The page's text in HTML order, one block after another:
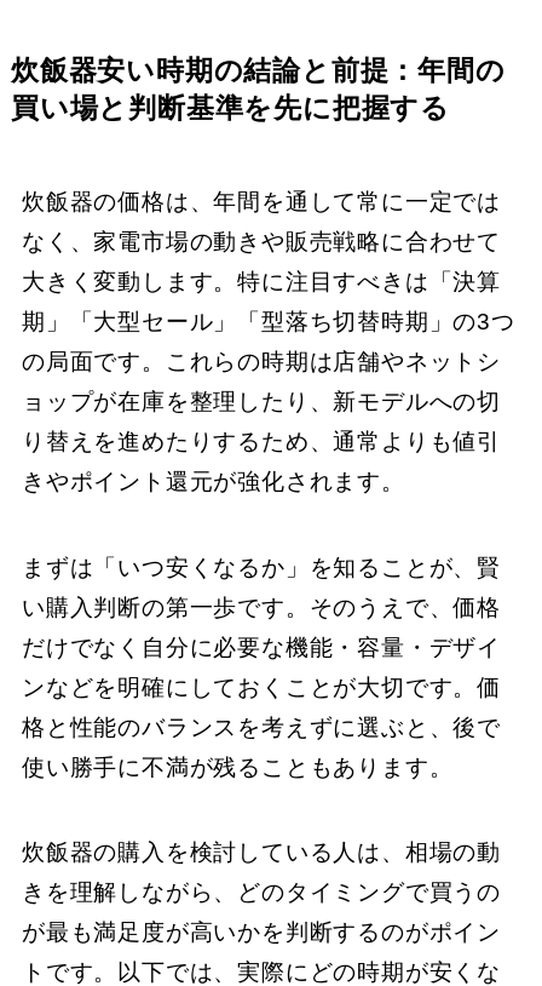
炊飯器安い時期の結論と前提：年間の
買い場と判断基準を先に把握する
炊飯器の価格は、年間を通して常に一定では
なく、家電市場の動きや販売戦略に合わせて
大きく変動します。特に注目すべきは「決算
期」「大型セール」「型落ち切替時期」の3つ
の局面です。これらの時期は店舗やネットシ
ョップが在庫を整理したり、新モデルへの切
り替えを進めたりするため、通常よりも値引
きやポイント還元が強化されます。
まずは「いつ安くなるか」を知ることが、賢
い購入判断の第一歩です。そのうえで、価格
だけでなく自分に必要な機能・容量・デザイ
ンなどを明確にしておくことが大切です。価
格と性能のバランスを考えずに選ぶと、後で
使い勝手に不満が残ることもあります。
炊飯器の購入を検討している人は、相場の動
きを理解しながら、どのタイミングで買うの
が最も満足度が高いかを判断するのがポイン
トです。以下では、実際にどの時期が安くな